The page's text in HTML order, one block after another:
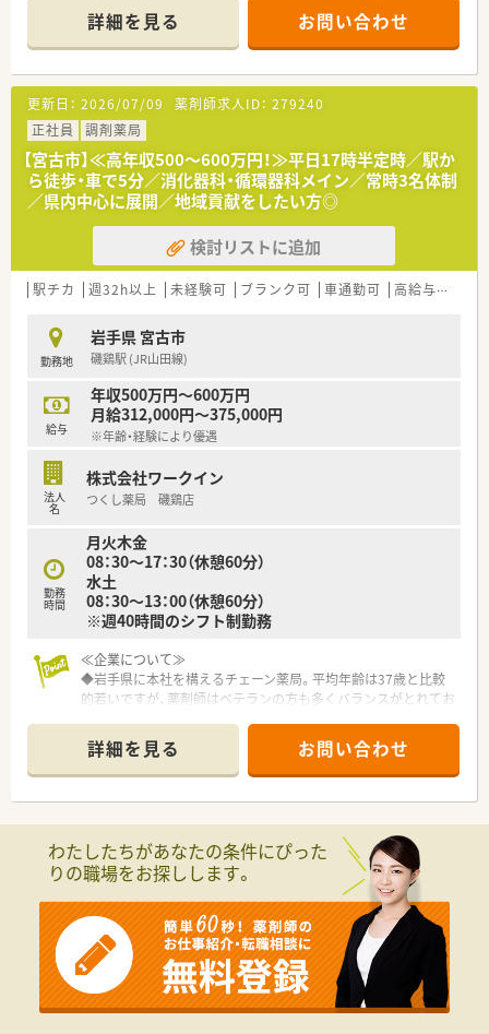
て約80枚です。
■現在、薬剤師2名と医療事務スタッフ2名が在籍し、協力しなが
ら業務を行っています。
【募集背景と求める人物像について】
■今後の体制強化を見据えて、共に地域医療に貢献していただけ
る方を募集しています。
■ご自身の働き方について軸を持ち、前向きに業務に取り組める
方を歓迎いたします。
■これまでのご経験や年齢は問わず、お人柄や仕事への意欲を重
視した採用です。
【法人特徴について】
■岩手県に本社を構え、地域に根差した薬局を複数展開している
成長中の企業です。
多く在籍しています。
■社員を家族のように大切にする温かい社風で、社長自ら社員一
人ひとりを気遣います。
詳細を見る お問い合わせ
更新日： 2026/07/09 薬剤師求人ID： 279240
正社員
調剤薬局
【宮古市】≪高年収500～600万円！≫平日17時半定時／駅か
ら徒歩・車で5分／消化器科・循環器科メイン／常時3名体制
／県内中心に展開／地域貢献をしたい方◎
検討リストに追加
駅チカ 週32h以上 未経験可 ブランク可 車通勤可 高給与(600万円以上)
勤務地
岩手県 宮古市
磯鶏駅 (JR山田線)
給与
年収500万円～600万円
月給312,000円～375,000円
※年齢・経験により優遇
法人
名
株式会社ワークイン
つくし薬局 磯鶏店
勤務
時間
月火木金
08：30～17：30（休憩60分）
水土
08：30～13：00（休憩60分）
※週40時間のシフト制勤務
≪企業について≫
◆岩手県に本社を構えるチェーン薬局。平均年齢は37歳と比較
的若いですが、薬剤師はベテランの方も多くバランスがとれてお
◆新規出店も継続しており、今後の成長性もある優良企業です。
店舗数が増えている今でも、社長が毎年手書きのバースデーカー
ドと一緒にプレゼントがあったり、社員を大事にしている姿勢は
成長を続けている今でも変わりません。
です！管理薬剤師だけでなくエリアマネージャーや採用担当な
ど、社員の「挑戦したい」を応援してくれる社風です。
◆各地域にエリアマネージャーが在籍。お悩み相談や店舗間の
交流もしっかりできているので、安心して働ける環境が整ってい
ます。
◆人事考課制度もしっかりしています。ご自身で決めた目標に
対してのフィードバックを定期面談で実施。管理薬剤師、エリア
マネージャーだけでなく、部長もこまめに現場を回って現場の声
をヒアリングされていますので、頑張った分しっかり評価される
環境です！
詳細を見る お問い合わせ
わたしたちがあなたの条件にぴった
りの職場をお探しします。